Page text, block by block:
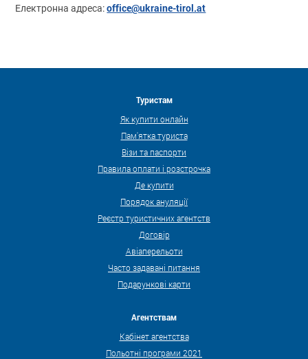
Електронна адреса:office@ukraine-tirol.at
Туристам
Як купити онлайн
Пам'ятка туриста
Візи та паспорти
Правила оплати і розстрочка
Де купити
Порядок ануляції
Реєстр туристичних агентств
Договір
Авіаперельоти
Часто задавані питання
Подарункові карти
Агентствам
Кабінет агентства
Польотні програми 2021